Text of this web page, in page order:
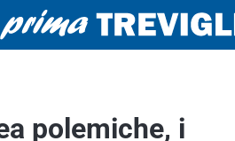
polemiche, i